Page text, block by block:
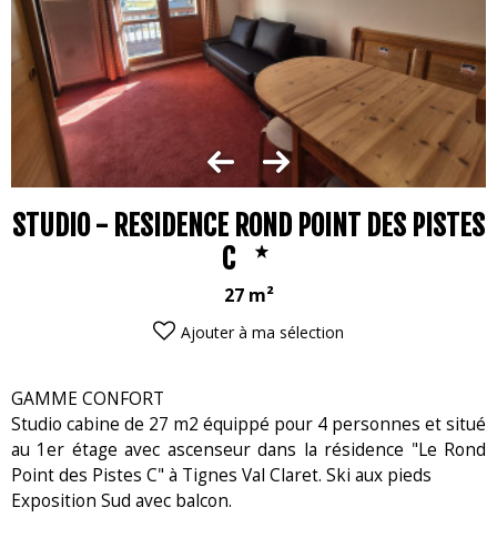
STUDIO - RESIDENCE ROND POINT DES PISTES
C
27 m²
Ajouter à ma sélection
GAMME CONFORT
Studio cabine de 27 m2 équippé pour 4 personnes et situé
au 1er étage avec ascenseur dans la résidence "Le Rond
Point des Pistes C" à Tignes Val Claret. Ski aux pieds
Exposition Sud avec balcon.